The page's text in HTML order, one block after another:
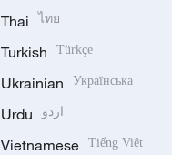
Thai ไทย
Turkish Türkçe
Ukrainian Українська
Urdu اردو
Vietnamese Tiếng Việt